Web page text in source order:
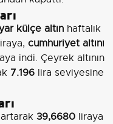
külçe altınhaftalık
cumhuriyet altını
indi. Çeyrek altının
7.196lira seviyesine
artarak 39,6680 liraya